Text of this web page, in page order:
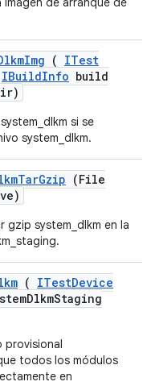
Img ( ITest
IBuildInfo build
si se
system_dlkm.
TarGzip (File
gzip system_dlkm en la
( ITestDevice
DlkmStaging
provisional
todos los módulos
en